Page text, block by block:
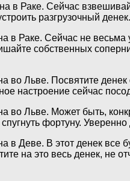
в Раке. Сейчас
разгрузочный денек.
в Раке. Сейчас не
собственных
во Льве. Посвятите
настроение сейчас
во Льве. Может быть,
фортуну.
в Деве. В этот денек все
на это весь денек, не